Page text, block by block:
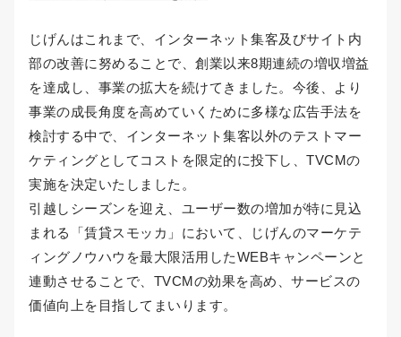
じげんはこれまで、インターネット集客及びサイト内
部の改善に努めることで、創業以来8期連続の増収増益
を達成し、事業の拡大を続けてきました。今後、より
事業の成長角度を高めていくために多様な広告手法を
検討する中で、インターネット集客以外のテストマー
ケティングとしてコストを限定的に投下し、TVCMの
実施を決定いたしました。
引越しシーズンを迎え、ユーザー数の増加が特に見込
まれる「賃貸スモッカ」において、じげんのマーケテ
ィングノウハウを最大限活用したWEBキャンペーンと
連動させることで、TVCMの効果を高め、サービスの
価値向上を目指してまいります。